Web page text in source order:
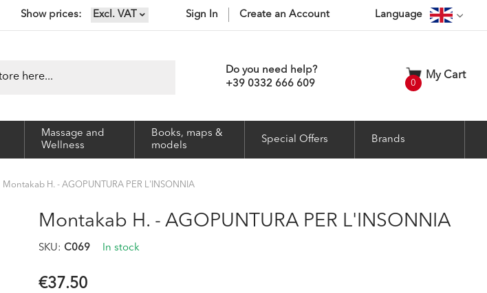
Language
Show prices Excl. VAT Sign In Create an Account
My Cart
0 items
Do you need help?
+39 0332 666 609
Massage and
Wellness
Books, maps &
models
Special Offers Brands
Montakab H. - AGOPUNTURA PER L'INSONNIA
Montakab H. - AGOPUNTURA PER L'INSONNIA
SKU C069 In stock
€37.50